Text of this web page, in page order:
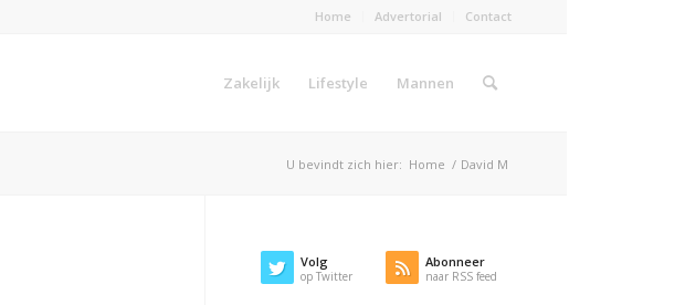
Home Advertorial Contact
Zakelijk Lifestyle Mannen
U bevindt zich hier: Home / David M
Volg
op Twitter
Abonneer
naar RSS feed